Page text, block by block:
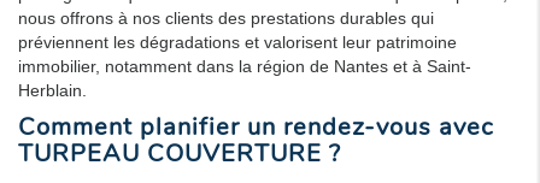
nous offrons à nos clients des prestations durables qui
préviennent les dégradations et valorisent leur patrimoine
immobilier, notamment dans la région de Nantes et à Saint-
Herblain.
Comment planifier un rendez-vous avec
TURPEAU COUVERTURE ?